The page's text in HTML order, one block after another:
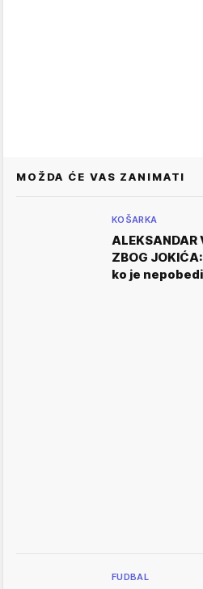
MOŽDA ĆE VAS ZANIMATI
KOŠARKA
ALEKSANDAR
ZBOG
ko je
FUDBAL